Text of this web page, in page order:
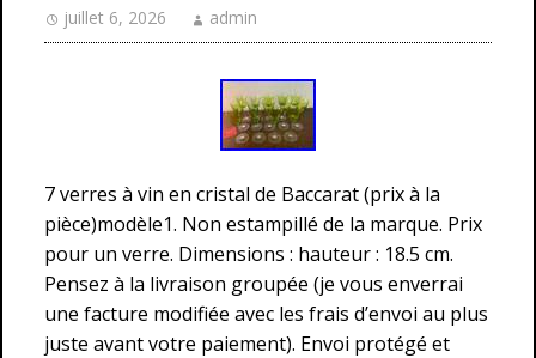
juillet 6, 2026 admin
7 verres à vin en cristal de Baccarat (prix à la
pièce)modèle1. Non estampillé de la marque. Prix
pour un verre. Dimensions : hauteur : 18.5 cm.
Pensez à la livraison groupée (je vous enverrai
une facture modifiée avec les frais d’envoi au plus
juste avant votre paiement). Envoi protégé et